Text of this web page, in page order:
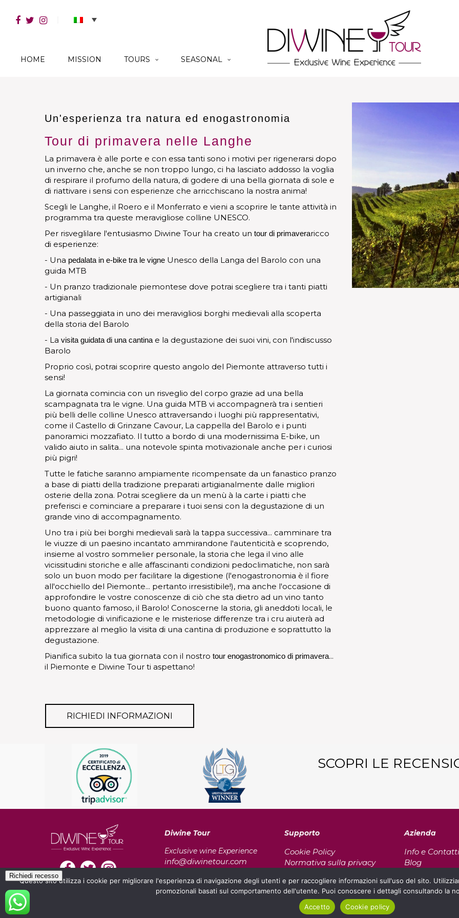
HOME MISSION TOURS SEASONAL
Un'esperienza tra natura ed enogastronomia
Tour di primavera nelle Langhe
La primavera è alle porte e con essa tanti sono i motivi per rigenerarsi dopo
un inverno che, anche se non troppo lungo, ci ha lasciato addosso la voglia
di respirare il profumo della natura, di godere di una bella giornata di sole e
di riattivare i sensi con esperienze che arricchiscano la nostra anima!
Scegli le Langhe, il Roero e il Monferrato e vieni a scoprire le tante attività in
programma tra queste meravigliose colline UNESCO.
Per risveglilare l'entusiasmo Diwine Tour ha creato un tour di primaveraricco
di esperienze:
- Una pedalata in e-bike tra le vigne Unesco della Langa del Barolo con una
guida MTB
- Un pranzo tradizionale piemontese dove potrai scegliere tra i tanti piatti
artigianali
- Una passeggiata in uno dei meravigliosi borghi medievali alla scoperta
della storia del Barolo
- La visita guidata di una cantinae la degustazione dei suoi vini, con l'indiscusso
Barolo
Proprio così, potrai scoprire questo angolo del Piemonte attraverso tutti i
sensi!
La giornata comincia con un risveglio del corpo grazie ad una bella
scampagnata tra le vigne. Una guida MTB vi accompagnerà tra i sentieri
più belli delle colline Unesco attraversando i luoghi più rappresentativi,
come il Castello di Grinzane Cavour, La cappella del Barolo e i punti
panoramici mozzafiato. Il tutto a bordo di una modernissima E-bike, un
valido aiuto in salita... una notevole spinta motivazionale anche per i curiosi
più pigri!
Tutte le fatiche saranno ampiamente ricompensate da un fanastico pranzo
a base di piatti della tradizione preparati artigianalmente dalle migliori
osterie della zona. Potrai scegliere da un menù à la carte i piatti che
preferisci e cominciare a preparare i tuoi sensi con la degustazione di un
grande vino di accompagnamento.
Uno tra i più bei borghi medievali sarà la tappa successiva... camminare tra
le viuzze di un paesino incantato ammirandone l'autenticità e scoprendo,
insieme al vostro sommelier personale, la storia che lega il vino alle
vicissitudini storiche e alle affascinanti condizioni pedoclimatiche, non sarà
solo un buon modo per facilitare la digestione (l'enogastronomia è il fiore
all'occhiello del Piemonte... pertanto irresistibile!), ma anche l'occasione di
approfondire le vostre conoscenze di ciò che sta dietro ad un vino tanto
buono quanto famoso, il Barolo! Conoscerne la storia, gli aneddoti locali, le
metodologie di vinificazione e le misteriose differenze tra i cru aiuterà ad
apprezzare al meglio la visita di una cantina di produzione e soprattutto la
degustazione.
Pianifica subito la tua giornata con il nostro tour enogastronomico di primavera...
il Piemonte e Diwine Tour ti aspettano!
RICHIEDI INFORMAZIONI
SCOPRI LE
Diwine Tour
Exclusive wine Experience
info@diwinetour.com
Sede legale: P.zza S.Paolo 3
12051 Alba CN, Italia
Supporto
Cookie Policy
Normativa sulla privacy
Azienda
Info e Contatti
Blog
Richiedi recesso
Questo sito utilizza i cookie per migliorare l'esperienza di navigazione degli utenti e per raccogliere informazioni sull'uso del sito.
promozionali basati sul comportamento dell'utente. Puoi conoscere i dettagli consultando la
Accetto
Cookie policy